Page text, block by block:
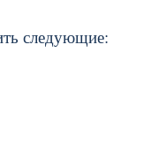
следующие: